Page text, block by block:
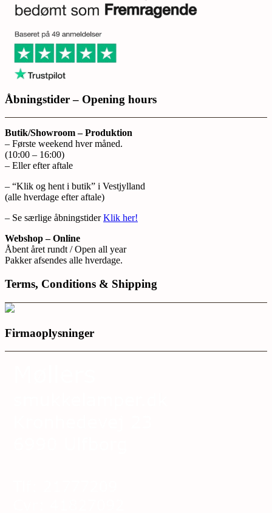
Åbningstider – Opening hours
Butik/Showroom – Produktion
– Første weekend hver måned.
(10:00 – 16:00)
– Eller efter aftale
– “Klik og hent i butik” i Vestjylland
(alle hverdage efter aftale)
– Se særlige åbningstiderKlik her!
Webshop – Online
Åbent året rundt / Open all year
Pakker afsendes alle hverdage.
Terms, Conditions & Shipping
Firmaoplysninger